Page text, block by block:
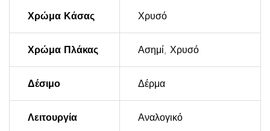
Χρώμα Κάσας Χρυσό
Χρώμα Πλάκας Ασημί, Χρυσό
Δέσιμο Δέρμα
Λειτουργία Αναλογικό